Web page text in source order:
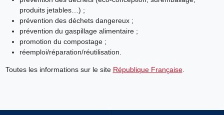
produits jetables…) ;
prévention des déchets dangereux ;
prévention du gaspillage alimentaire ;
promotion du compostage ;
réemploi/réparation/réutilisation.
Toutes les informations sur le site République Française.